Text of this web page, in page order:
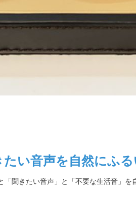
い音声を自然にふる
「聞きたい音声」と「不要な生活音」を